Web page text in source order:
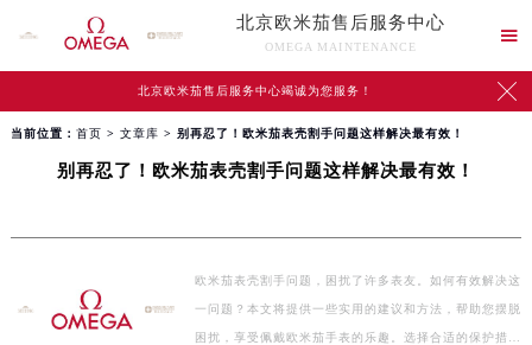
北京欧米茄售后服务中心
OMEGA MAINTENANCE

北京欧米茄售后服务中心竭诚为您服务！ 
当前位置： 首页 > 文章库 > 别再忍了！欧米茄表壳割手问题这样解决最有效！
别再忍了！欧米茄表壳割手问题这样解决最有效！
欧米茄表壳割手问题，困扰了许多表友。如何有效解决这
一问题？本文将提供一些实用的建议和方法，帮助您摆脱
困扰，享受佩戴欧米茄手表的乐趣。选择合适的保护措